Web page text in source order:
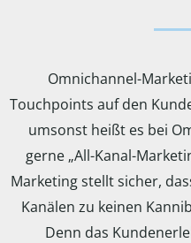
Omnichannel-
Touchpoints auf den
umsonst heißt es bei
gerne „All-Kanal-
Marketing stellt sicher,
Kanälen zu keinen
Denn das